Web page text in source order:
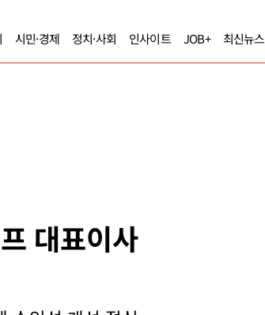
시민·경제 정치·사회 인사이트 JOB+ 최신뉴스
대표이사